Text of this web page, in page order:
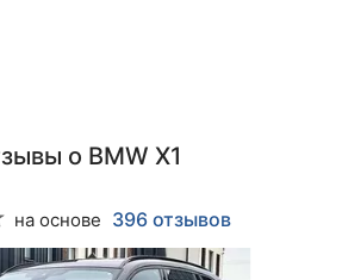
о BMW X1
на основе 396 отзывов